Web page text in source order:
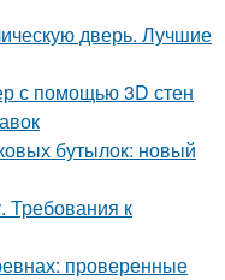
дверь. Лучшие
с помощью 3D стен
бутылок: новый
Требования к
проверенные